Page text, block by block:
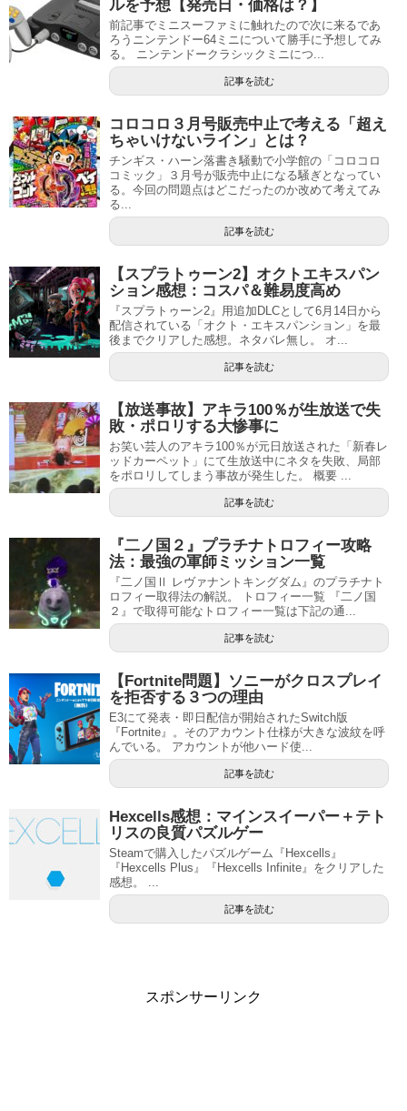
ルを予想【発売日・価格は？】
前記事でミニスーファミに触れたので次に来るであ
ろうニンテンドー64ミニについて勝手に予想してみ
る。 ニンテンドークラシックミニにつ...
記事を読む
コロコロ３月号販売中止で考える「超え
ちゃいけないライン」とは？
チンギス・ハーン落書き騒動で小学館の「コロコロ
コミック」３月号が販売中止になる騒ぎとなってい
る。今回の問題点はどこだったのか改めて考えてみ
る...
記事を読む
【スプラトゥーン2】オクトエキスパン
ション感想：コスパ＆難易度高め
『スプラトゥーン2』用追加DLCとして6月14日から
配信されている「オクト・エキスパンション」を最
後までクリアした感想。ネタバレ無し。 オ...
記事を読む
【放送事故】アキラ100％が生放送で失
敗・ポロリする大惨事に
お笑い芸人のアキラ100％が元日放送された「新春レ
ッドカーペット」にて生放送中にネタを失敗、局部
をポロリしてしまう事故が発生した。 概要 ...
記事を読む
『二ノ国２』プラチナトロフィー攻略
法：最強の軍師ミッション一覧
『二ノ国Ⅱ レヴァナントキングダム』のプラチナト
ロフィー取得法の解説。 トロフィー一覧 『二ノ国
２』で取得可能なトロフィー一覧は下記の通...
記事を読む
【Fortnite問題】ソニーがクロスプレイ
を拒否する３つの理由
E3にて発表・即日配信が開始されたSwitch版
『Fortnite』。そのアカウント仕様が大きな波紋を呼
んでいる。 アカウントが他ハード使...
記事を読む
Hexcells感想：マインスイーパー＋テト
リスの良質パズルゲー
Steamで購入したパズルゲーム『Hexcells』
『Hexcells Plus』『Hexcells Infinite』をクリアした
感想。 ...
記事を読む
スポンサーリンク